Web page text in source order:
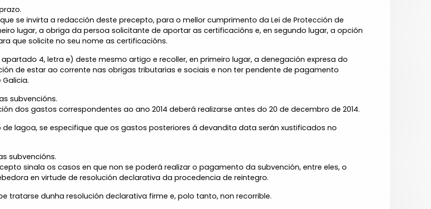
se invirta a redacción deste precepto, para o mellor cumprimento da Lei de Protección de
lugar, a obriga da persoa solicitante de aportar as certificacións e, en segundo lugar, a opción
que solicite no seu nome as certificacións.
4, letra e) deste mesmo artigo e recoller, en primeiro lugar, a denegación expresa do
de estar ao corrente nas obrigas tributarias e sociais e non ter pendente de pagamento
subvencións.
dos gastos correspondentes ao ano 2014 deberá realizarse antes do 20 de decembro de 2014.
lagoa, se especifique que os gastos posteriores á devandita data serán xustificados no
subvencións.
sinala os casos en que non se poderá realizar o pagamento da subvención, entre eles, o
en virtude de resolución declarativa da procedencia de reintegro.
tratarse dunha resolución declarativa firme e, polo tanto, non recorrible.